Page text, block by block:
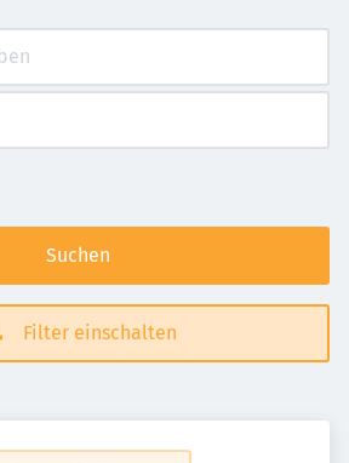
Suchen
Filter einschalten